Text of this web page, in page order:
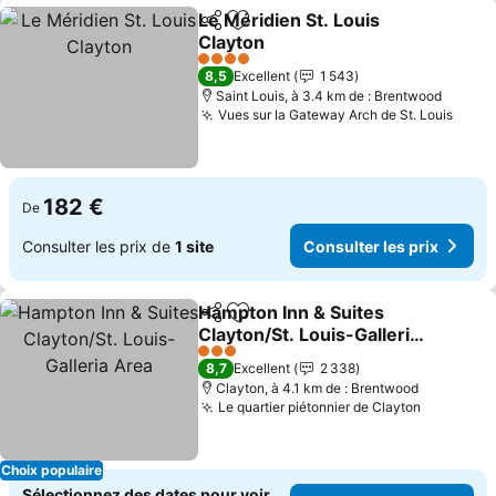
PartagerAjouter à mes favoris
Le Méridien St. Louis
Clayton
Consulter les prix
4 Étoiles
8,5 Excellent
1 543
Saint Louis, à 3.4 km de : Brentwood
Vues sur la Gateway Arch de St. Louis
De 182 €
Consulter les prix de 1 site Consulter les prix
Choix populaire
PartagerAjouter à mes favoris
Hampton Inn & Suites
Clayton/St. Louis-Galleria
Area
Consulter les prix
3 Étoiles
8,7 Excellent
2 338
Clayton, à 4.1 km de : Brentwood
Le quartier piétonnier de Clayton